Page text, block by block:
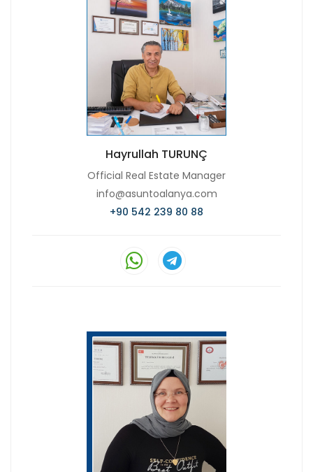
Hayrullah TURUNÇ
Official Real Estate Manager
info@asuntoalanya.com
+90 542 239 80 88